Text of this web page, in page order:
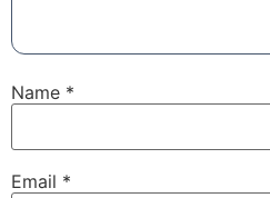
Name *
Email *